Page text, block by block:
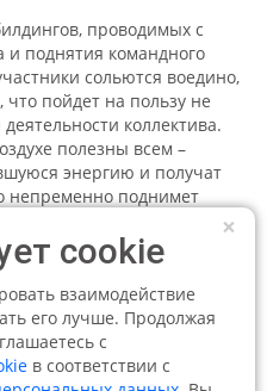
проводимых с
и поднятия командного
сольются воедино,
что пойдет на пользу не
коллектива.
полезны всем –
энергию и получат
непременно поднимет
оригинальная игра,
рамки привычных
добавит
будь-то корпоратив или
и удивите своих гостей
эмоции и море позитива
×
cookie
взаимодействие
его лучше. Продолжая
с
в соответствии с